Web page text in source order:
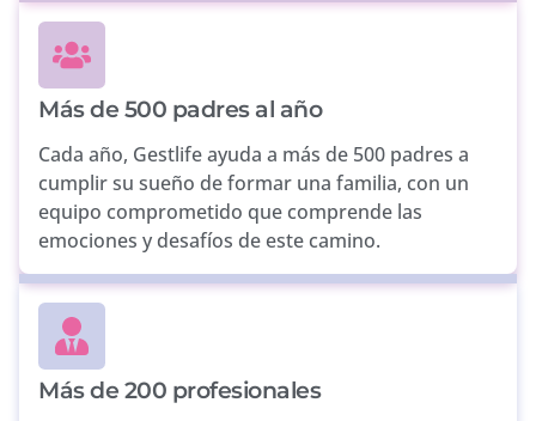
Más de 500 padres al año
Cada año, Gestlife ayuda a más de 500 padres a
cumplir su sueño de formar una familia, con un
equipo comprometido que comprende las
emociones y desafíos de este camino.
Más de 200 profesionales